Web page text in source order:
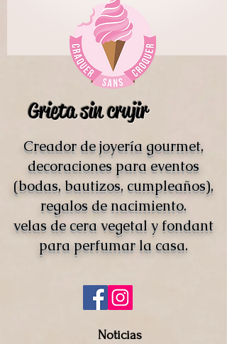
Grieta sin crujir
Creador de joyería gourmet,
decoraciones para eventos
(bodas, bautizos, cumpleaños),
regalos de nacimiento.
velas de cera vegetal y fondant
para perfumar la casa.
Noticias